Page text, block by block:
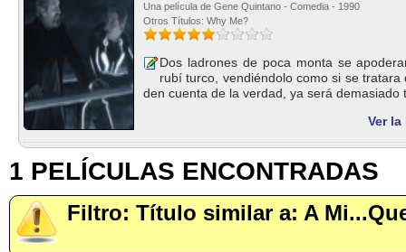
Una película de Gene Quintano - Comedia - 1990
Otros Títulos: Why Me?
Dos ladrones de poca monta se
rubí turco, vendiéndolo como si se
den cuenta de la verdad, ya será demasiado
Ver
1 PELÍCULAS ENCONTRADAS
Filtro: Título similar a: A